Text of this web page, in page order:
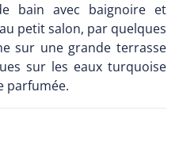
bain avec baignoire et
petit salon, par quelques
sur une grande terrasse
sur les eaux turquoise
parfumée.